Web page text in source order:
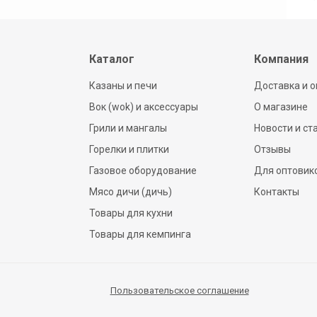
Каталог
Казаны и печи
Вок (wok) и аксессуары
Грили и мангалы
Горелки и плитки
Газовое оборудование
Мясо дичи (дичь)
Товары для кухни
Товары для кемпинга
Компания
Доставка и
О магазине
Новости и
Отзывы
Для
Контакты
Пользовательское соглашение